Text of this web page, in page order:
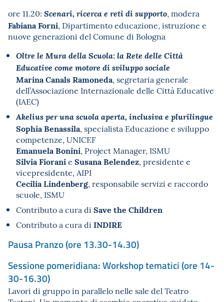
ore 11.20: Scenari, ricerca e reti di supporto, modera
Fabiana Forni, Dipartimento educazione, istruzione e
nuove generazioni del Comune di Bologna
Oltre le Mura della Scuola: la Rete delle Città
Educative come motore di sviluppo sociale
Marina Canals Ramoneda, segretaria generale
dell’Associazione Internazionale delle Città Educative
(IAEC)
Akelius per una scuola aperta, inclusiva e plurilingue
Sophia Benassila, specialista Educazione e sviluppo
competenze, UNICEF
Emanuela Bonini, Project Manager, ISMU
Silvia Fioranie Susana Belendez, presidente e
vicepresidente, AIPI
Cecilia Lindenberg, responsabile servizi e raccordo
scuole, ISMU
Contributo a cura di Save the Children
Contributo a cura di INDIRE
Pausa Pranzo (ore 13.30-14.30)
Sessione pomeridiana: Workshop tematici (ore 14-
30-16.30)
Lavori di gruppo in parallelo nelle sale del Teatro